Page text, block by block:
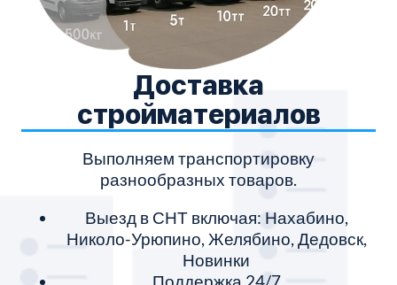
Доставка
стройматериалов
Выполняем транспортировку
разнообразных товаров.
Выезд в СНТ включая: Нахабино,
Николо-Урюпино, Желябино, Дедовск,
Новинки
Поддержка 24/7